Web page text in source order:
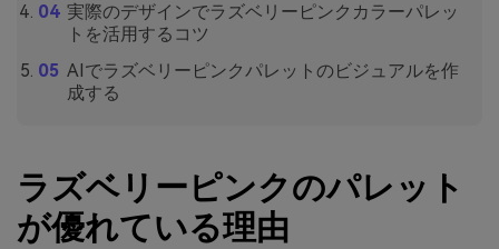
実際のデザインでラズベリーピンクカラーパレッ
トを活用するコツ
AIでラズベリーピンクパレットのビジュアルを作
成する
ラズベリーピンクのパレット
が優れている理由